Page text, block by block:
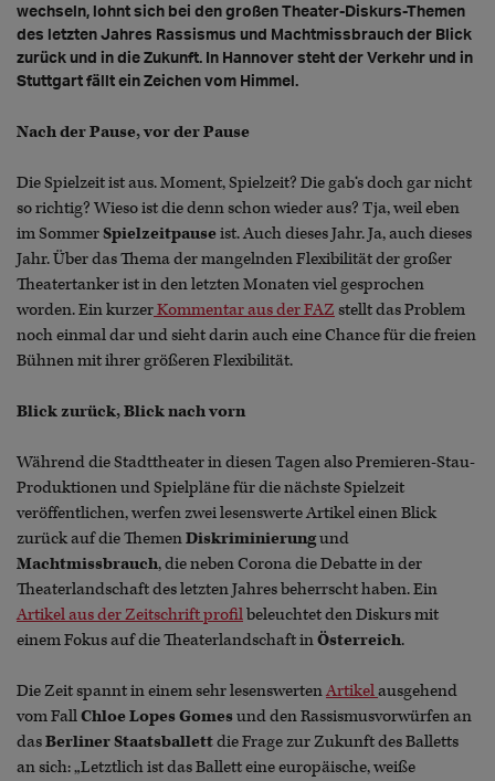
wechseln, lohnt sich bei den großen Theater-Diskurs-Themen
des letzten Jahres Rassismus und Machtmissbrauch der Blick
zurück und in die Zukunft. In Hannover steht der Verkehr und in
Stuttgart fällt ein Zeichen vom Himmel.
Nach der Pause, vor der Pause
Die Spielzeit ist aus. Moment, Spielzeit? Die gab‘s doch gar nicht
so richtig? Wieso ist die denn schon wieder aus? Tja, weil eben
im SommerSpielzeitpauseist. Auch dieses Jahr. Ja, auch dieses
Jahr. Über das Thema der mangelnden Flexibilität der großer
Theatertanker ist in den letzten Monaten viel gesprochen
worden. Ein kurzerKommentar aus der FAZ stellt das Problem
noch einmal dar und sieht darin auch eine Chance für die freien
Bühnen mit ihrer größeren Flexibilität.
Blick zurück, Blick nach vorn
Während die Stadttheater in diesen Tagen also Premieren-Stau-
Produktionen und Spielpläne für die nächste Spielzeit
veröffentlichen, werfen zwei lesenswerte Artikel einen Blick
zurück auf die ThemenDiskriminierungund
Machtmissbrauch, die neben Corona die Debatte in der
Theaterlandschaft des letzten Jahres beherrscht haben. Ein
Artikel aus der Zeitschrift profilbeleuchtet den Diskurs mit
einem Fokus auf die Theaterlandschaft inÖsterreich.
Die Zeit spannt in einem sehr lesenswertenArtikelausgehend
vom FallChloe Lopes Gomesund den Rassismusvorwürfen an
dasBerliner Staatsballettdie Frage zur Zukunft des Balletts
an sich: „Letztlich ist das Ballett eine europäische, weiße